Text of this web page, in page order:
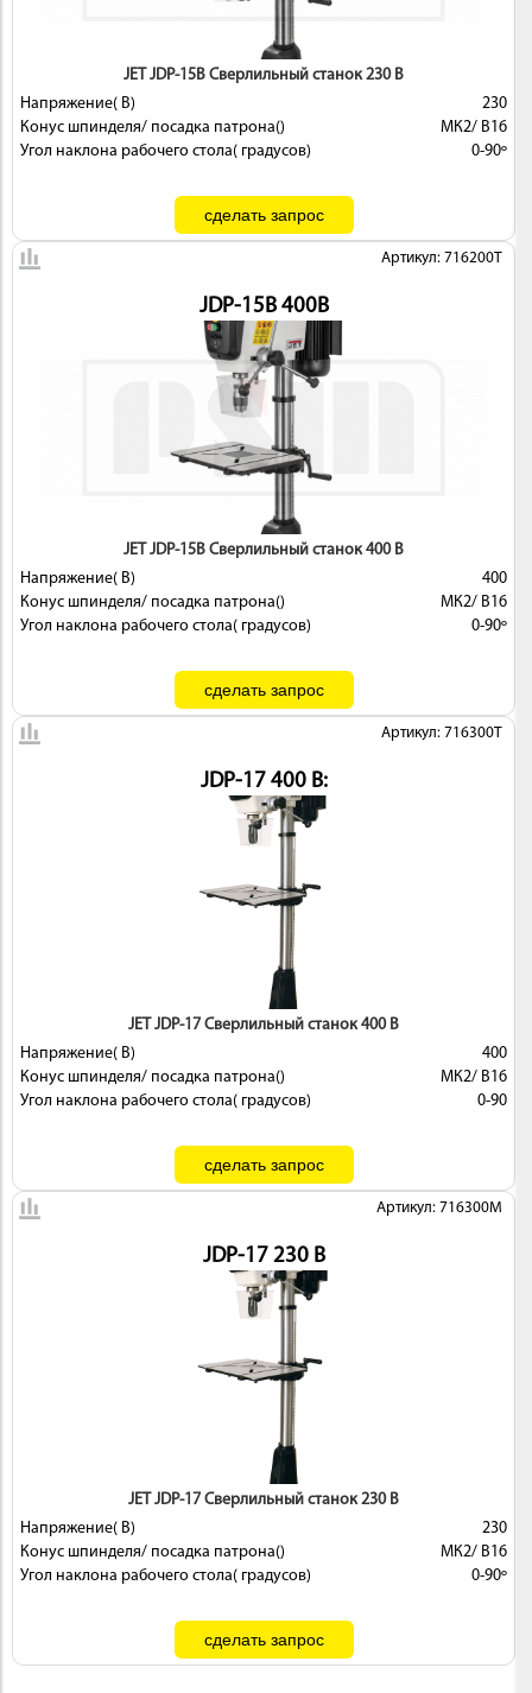
JET JDP-15B Сверлильный станок 230 В
Напряжение( В)
230
Конус шпинделя/ посадка патрона()
МК2/ В16
Угол наклона рабочего стола( градусов)
0-90º
Артикул: 716200T
JDP-15B 400В
JET JDP-15B Сверлильный станок 400 В
Напряжение( В)
400
Конус шпинделя/ посадка патрона()
МК2/ В16
Угол наклона рабочего стола( градусов)
0-90º
Артикул: 716300T
JDP-17 400 В:
JET JDP-17 Сверлильный станок 400 В
Напряжение( В)
400
Конус шпинделя/ посадка патрона()
МК2/ В16
Угол наклона рабочего стола( градусов)
0-90
Артикул: 716300M
JDP-17 230 В
JET JDP-17 Сверлильный станок 230 В
Напряжение( В)
230
Конус шпинделя/ посадка патрона()
МК2/ В16
Угол наклона рабочего стола( градусов)
0-90º